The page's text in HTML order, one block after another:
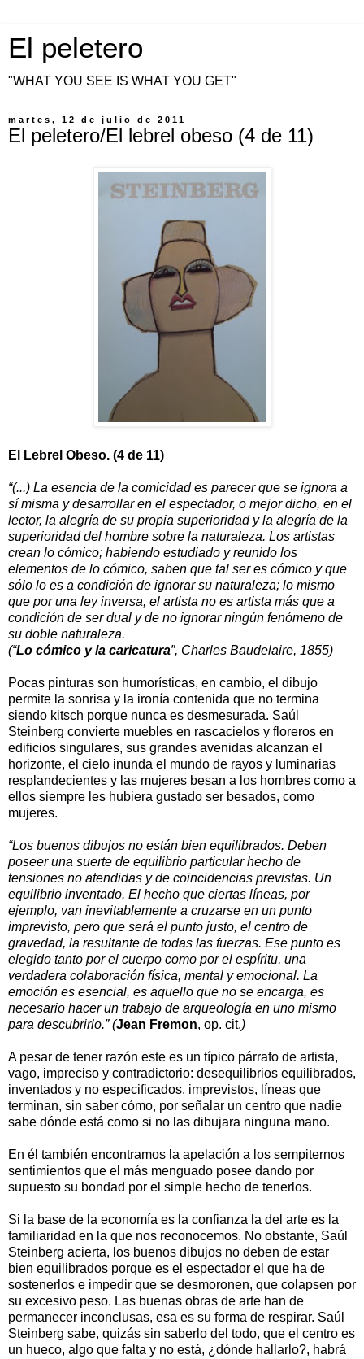
El peletero
"WHAT YOU SEE IS WHAT YOU GET"
martes, 12 de julio de 2011
El peletero/El lebrel obeso (4 de 11)
El Lebrel Obeso. (4 de 11)
“(...) La esencia de la comicidad es parecer que se ignora a
sí misma y desarrollar en el espectador, o mejor dicho, en el
lector, la alegría de su propia superioridad y la alegría de la
superioridad del hombre sobre la naturaleza. Los artistas
crean lo cómico; habiendo estudiado y reunido los
elementos de lo cómico, saben que tal ser es cómico y que
sólo lo es a condición de ignorar su naturaleza; lo mismo
que por una ley inversa, el artista no es artista más que a
condición de ser dual y de no ignorar ningún fenómeno de
su doble naturaleza.
(“Lo cómico y la caricatura”, Charles Baudelaire, 1855)
Pocas pinturas son humorísticas, en cambio, el dibujo
permite la sonrisa y la ironía contenida que no termina
siendo kitsch porque nunca es desmesurada. Saúl
Steinberg convierte muebles en rascacielos y floreros en
edificios singulares, sus grandes avenidas alcanzan el
horizonte, el cielo inunda el mundo de rayos y luminarias
resplandecientes y las mujeres besan a los hombres como a
ellos siempre les hubiera gustado ser besados, como
mujeres.
“Los buenos dibujos no están bien equilibrados. Deben
poseer una suerte de equilibrio particular hecho de
tensiones no atendidas y de coincidencias previstas. Un
equilibrio inventado. El hecho que ciertas líneas, por
ejemplo, van inevitablemente a cruzarse en un punto
imprevisto, pero que será el punto justo, el centro de
gravedad, la resultante de todas las fuerzas. Ese punto es
elegido tanto por el cuerpo como por el espíritu, una
verdadera colaboración física, mental y emocional. La
emoción es esencial, es aquello que no se encarga, es
necesario hacer un trabajo de arqueología en uno mismo
para descubrirlo.” (Jean Fremon, op. cit.)
A pesar de tener razón este es un típico párrafo de artista,
vago, impreciso y contradictorio: desequilibrios equilibrados,
inventados y no especificados, imprevistos, líneas que
terminan, sin saber cómo, por señalar un centro que nadie
sabe dónde está como si no las dibujara ninguna mano.
En él también encontramos la apelación a los sempiternos
sentimientos que el más menguado posee dando por
supuesto su bondad por el simple hecho de tenerlos.
Si la base de la economía es la confianza la del arte es la
familiaridad en la que nos reconocemos. No obstante, Saúl
Steinberg acierta, los buenos dibujos no deben de estar
bien equilibrados porque es el espectador el que ha de
sostenerlos e impedir que se desmoronen, que colapsen por
su excesivo peso. Las buenas obras de arte han de
permanecer inconclusas, esa es su forma de respirar. Saúl
Steinberg sabe, quizás sin saberlo del todo, que el centro es
un hueco, algo que falta y no está, ¿dónde hallarlo?, habrá